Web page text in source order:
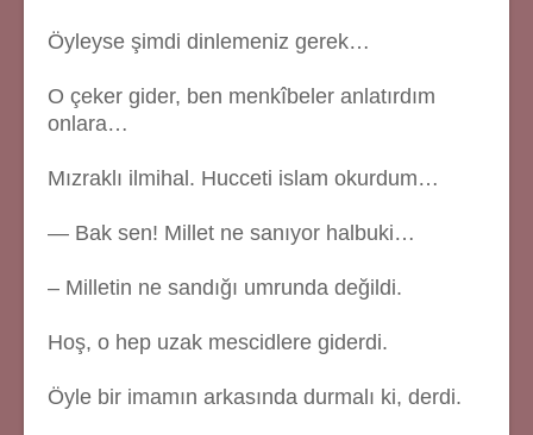
Öyleyse şimdi dinlemeniz gerek…
O çeker gider, ben menkîbeler anlatırdım
onlara…
Mızraklı ilmihal. Hucceti islam okurdum…
— Bak sen! Millet ne sanıyor halbuki…
– Milletin ne sandığı umrunda değildi.
Hoş, o hep uzak mescidlere giderdi.
Öyle bir imamın arkasında durmalı ki, derdi.